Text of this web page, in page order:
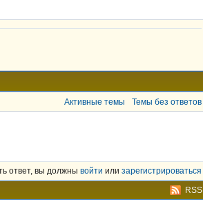
Активные темы Темы без ответов
ответ, вы должны войти или зарегистрироваться
RSS